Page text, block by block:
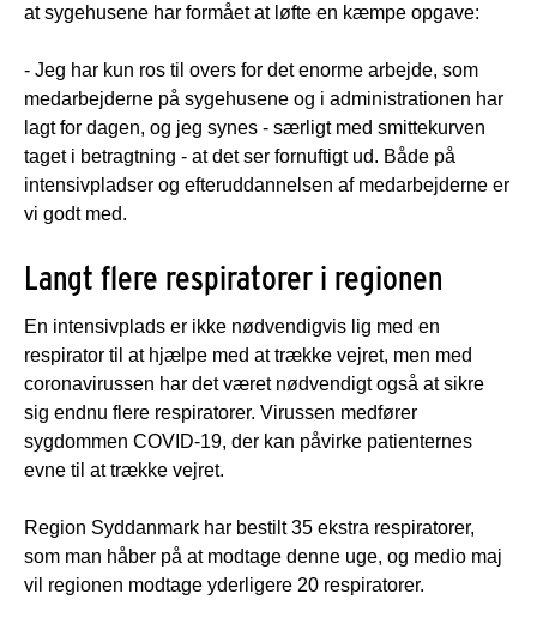
at sygehusene har formået at løfte en kæmpe opgave:
- Jeg har kun ros til overs for det enorme arbejde, som
medarbejderne på sygehusene og i administrationen har
lagt for dagen, og jeg synes - særligt med smittekurven
taget i betragtning - at det ser fornuftigt ud. Både på
intensivpladser og efteruddannelsen af medarbejderne er
vi godt med.
Langt flere respiratorer i regionen
En intensivplads er ikke nødvendigvis lig med en
respirator til at hjælpe med at trække vejret, men med
coronavirussen har det været nødvendigt også at sikre
sig endnu flere respiratorer. Virussen medfører
sygdommen COVID-19, der kan påvirke patienternes
evne til at trække vejret.
Region Syddanmark har bestilt 35 ekstra respiratorer,
som man håber på at modtage denne uge, og medio maj
vil regionen modtage yderligere 20 respiratorer.